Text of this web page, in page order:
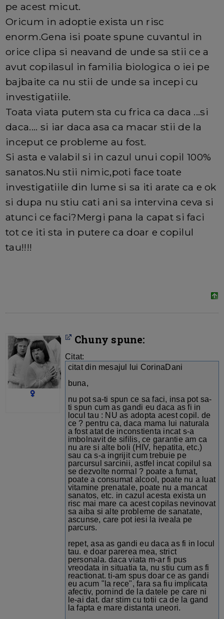
pe acest micut.
Oricum in adoptie exista un risc
enorm.Gena isi poate spune cuvantul in
orice clipa si neavand de unde sa stii ce a
avut copilasul in familia biologica o iei pe
bajbaite ca nu stii de unde sa incepi cu
investigatiile.
Toata viata putem sta cu frica ca daca ...si
daca.... si iar daca asa ca macar stii de la
inceput ce probleme au fost.
Si asta e valabil si in cazul unui copil 100%
sanatos.Nu stii nimic,poti face toate
investigatiile din lume si sa iti arate ca e ok
si dupa nu stiu cati ani sa intervina ceva si
atunci ce faci?Mergi pana la capat si faci
tot ce iti sta in putere ca doar e copilul
tau!!!!
Chuny spune:
Citat:
citat din mesajul lui CorinaDani
buna,
nu pot sa-ti spun ce sa faci, insa pot sa-
ti spun cum as gandi eu daca as fi in
locul tau : NU as adopta acest copil. de
ce ? pentru ca, daca mama lui naturala
a fost atat de inconstienta incat s-a
imbolnavit de sifilis, ce garantie am ca
nu are si alte boli (HIV, hepatita, etc.)
sau ca s-a ingrijit cum trebuie pe
parcursul sarcinii, astfel incat copilul sa
se dezvolte normal ? poate a fumat,
poate a consumat alcool, poate nu a luat
vitamine prenatale, poate nu a mancat
sanatos, etc. in cazul acesta exista un
risc mai mare ca acest copilas nevinovat
sa aiba si alte probleme de sanatate,
ascunse, care pot iesi la iveala pe
parcurs.
repet, asa as gandi eu daca as fi in locul
tau. e doar parerea mea, strict
personala. daca viata m-ar fi pus
vreodata in situatia ta, nu stiu cum as fi
reactionat. ti-am spus doar ce as gandi
eu acum "la rece", fara sa fiu implicata
afectiv, pornind de la datele pe care ni
le-ai dat. dar stim cu totii ca de la gand
la fapta e mare distanta uneori.